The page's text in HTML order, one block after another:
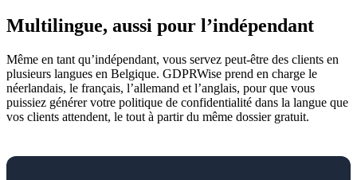
Multilingue, aussi pour l’indépendant
Même en tant qu’indépendant, vous servez peut-être des clients en
plusieurs langues en Belgique. GDPRWise prend en charge le
néerlandais, le français, l’allemand et l’anglais, pour que vous
puissiez générer votre politique de confidentialité dans la langue que
vos clients attendent, le tout à partir du même dossier gratuit.